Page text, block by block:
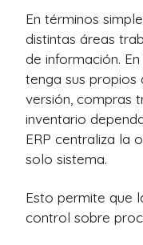
En términos
distintas áreas
de información.
tenga sus
versión, compras
inventario
ERP centraliza la
solo sistema.
Esto permite que
control sobre